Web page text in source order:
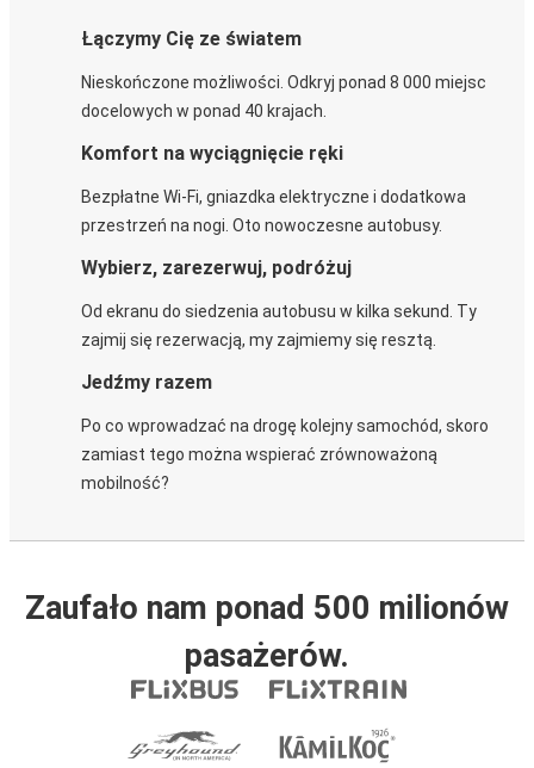
Łączymy Cię ze światem
Nieskończone możliwości. Odkryj ponad 8 000 miejsc
docelowych w ponad 40 krajach.
Komfort na wyciągnięcie ręki
Bezpłatne Wi-Fi, gniazdka elektryczne i dodatkowa
przestrzeń na nogi. Oto nowoczesne autobusy.
Wybierz, zarezerwuj, podróżuj
Od ekranu do siedzenia autobusu w kilka sekund. Ty
zajmij się rezerwacją, my zajmiemy się resztą.
Jedźmy razem
Po co wprowadzać na drogę kolejny samochód, skoro
zamiast tego można wspierać zrównoważoną
mobilność?
Zaufało nam ponad 500 milionów
pasażerów.